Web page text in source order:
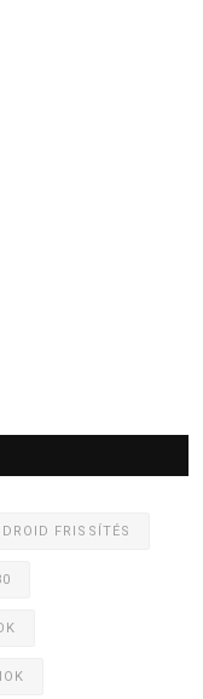
FRISSÍTÉS